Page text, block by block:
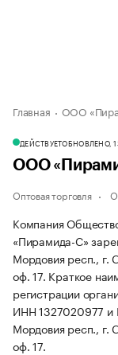
Главная ООО
ДЕЙСТВУЕТОБНОВЛЕНО,
ООО
Оптовая торговля
Компания
«Пирамида-С»
Мордовия респ., г.
оф. 17. Краткое
регистрации
ИНН 1327020977 и
Мордовия респ., г.
оф. 17.